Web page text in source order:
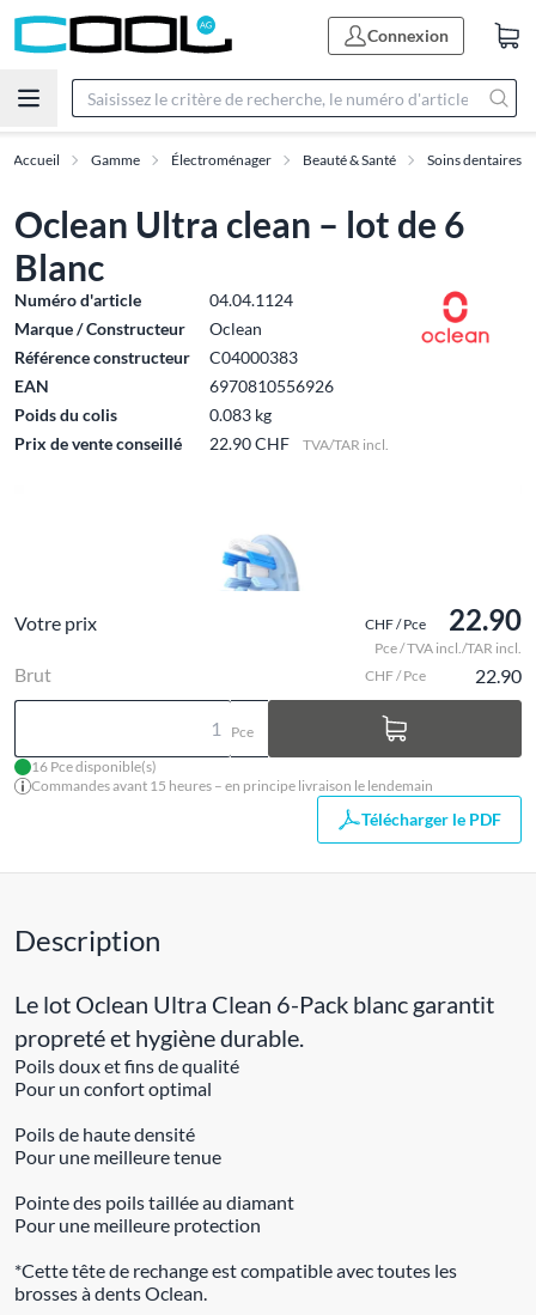
Connexion
Accueil Gamme Électroménager Beauté & Santé Soins dentaires
Oclean Ultra clean – lot de 6
Blanc
Numéro d'article
04.04.1124
Marque / Constructeur
Oclean
Référence constructeur
C04000383
EAN
6970810556926
Poids du colis
0.083 kg
Prix de vente conseillé
22.90 CHF TVA/TAR incl.
Votre prix CHF / Pce 22.90
Pce / TVA incl./TAR incl.
Brut CHF / Pce 22.90
Pce
16 Pce disponible(s)
Commandes avant 15 heures – en principe livraison le lendemain
Télécharger le PDF
Description
Le lot Oclean Ultra Clean 6-Pack blanc garantit
propreté et hygiène durable.
Poils doux et fins de qualité
Pour un confort optimal
Poils de haute densité
Pour une meilleure tenue
Pointe des poils taillée au diamant
Pour une meilleure protection
*Cette tête de rechange est compatible avec toutes les
brosses à dents Oclean.